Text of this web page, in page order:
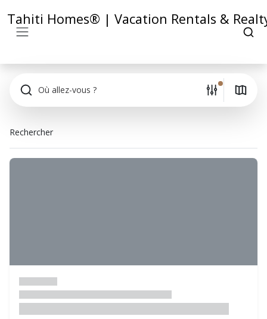
Tahiti Homes® | Vacation Rentals &
Où allez-vous ?
Rechercher